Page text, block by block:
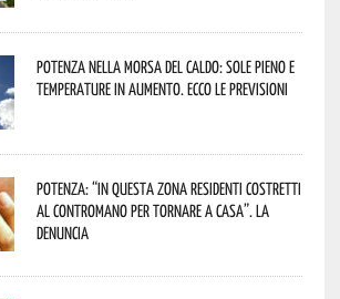
Potenza nella morsa del caldo: sole pieno e
temperature in aumento. Ecco le previsioni
Potenza: “In questa zona residenti costretti
al contromano per tornare a casa”. La
denuncia